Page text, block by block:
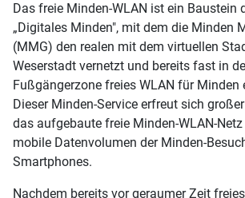
Das freie Minden-WLAN ist ein Baustein
„Digitales Minden", mit dem die Minden
(MMG) den realen mit dem virtuellen
Weserstadt vernetzt und bereits fast in
Fußgängerzone freies WLAN für Minden
Dieser Minden-Service erfreut sich
das aufgebaute freie Minden-WLAN-
mobile Datenvolumen der Minden-
Smartphones.
Nachdem bereits vor geraumer Zeit